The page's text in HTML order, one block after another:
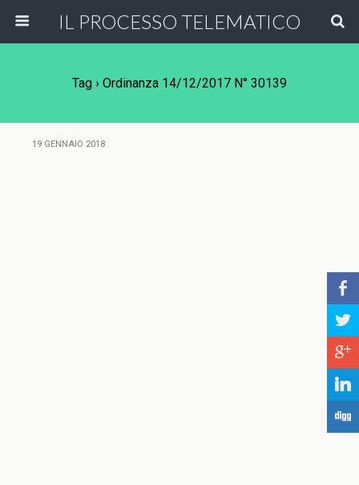
IL PROCESSO TELEMATICO
Tag › Ordinanza 14/12/2017 N° 30139
19 GENNAIO 2018
b
a
c
j
F